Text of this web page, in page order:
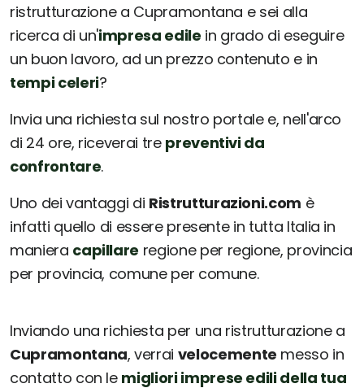
ristrutturazione a Cupramontana e sei alla
ricerca di un'impresa edile in grado di eseguire
un buon lavoro, ad un prezzo contenuto e in
tempi celeri?
Invia una richiesta sul nostro portale e, nell'arco
di 24 ore, riceverai tre preventivi da
confrontare.
Uno dei vantaggi di Ristrutturazioni.com è
infatti quello di essere presente in tutta Italia in
maniera capillare regione per regione, provincia
per provincia, comune per comune.
Inviando una richiesta per una ristrutturazione a
Cupramontana, verrai velocemente messo in
contatto con le migliori imprese edili della tua